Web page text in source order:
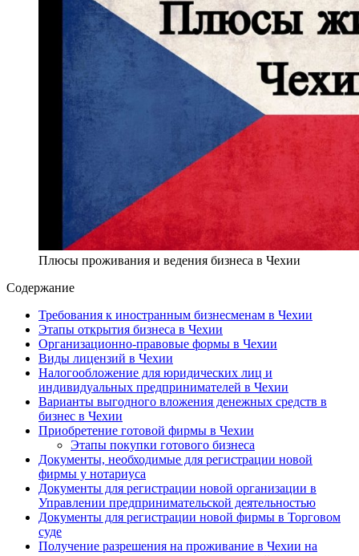
Плюсы проживания и ведения бизнеса в Чехии
Содержание
Требования к иностранным бизнесменам в Чехии
Этапы открытия бизнеса в Чехии
Организационно-правовые формы в Чехии
Виды лицензий в Чехии
Налогообложение для юридических лиц и
индивидуальных предпринимателей в Чехии
Варианты выгодного вложения денежных средств в
бизнес в Чехии
Приобретение готовой фирмы в Чехии
Этапы покупки готового бизнеса
Документы, необходимые для регистрации новой
фирмы у нотариуса
Документы для регистрации новой организации в
Управлении предпринимательской деятельностью
Документы для регистрации новой фирмы в Торговом
суде
Получение разрешения на проживание в Чехии на